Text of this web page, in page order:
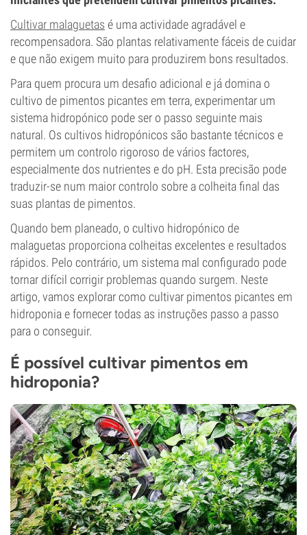
Cultivar malaguetas é uma actividade agradável e
recompensadora. São plantas relativamente fáceis de cuidar
e que não exigem muito para produzirem bons resultados.
Para quem procura um desafio adicional e já domina o
cultivo de pimentos picantes em terra, experimentar um
sistema hidropónico pode ser o passo seguinte mais
natural. Os cultivos hidropónicos são bastante técnicos e
permitem um controlo rigoroso de vários factores,
especialmente dos nutrientes e do pH. Esta precisão pode
traduzir-se num maior controlo sobre a colheita final das
suas plantas de pimentos.
Quando bem planeado, o cultivo hidropónico de
malaguetas proporciona colheitas excelentes e resultados
rápidos. Pelo contrário, um sistema mal configurado pode
tornar difícil corrigir problemas quando surgem. Neste
artigo, vamos explorar como cultivar pimentos picantes em
hidroponia e fornecer todas as instruções passo a passo
para o conseguir.
É possível cultivar pimentos em
hidroponia?